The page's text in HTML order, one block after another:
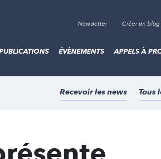
Newsletter Créer un blog
ÉVÈNEMENTS APPELS À
Recevoir les news Tous